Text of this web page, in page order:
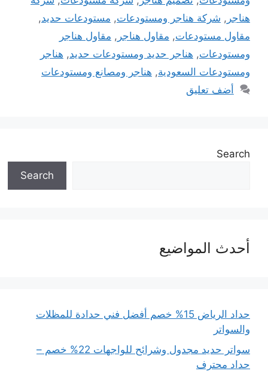
هناجر , شركة هناجر ومستودعات, مستودعات حديد,
مقاول مستودعات, مقاول هناجر , مقاول هناجر
ومستودعات, هناجر حديد ومستودعات حديد, هناجر
ومستودعات السعودية, هناجر ومصانع ومستودعات
أضف تعليق
Search
Search
أحدث المواضيع
حداد الرياض 15% خصم أفضل فني حدادة للمظلات
والسواتر
سواتر حديد مجدول وشرائح للواجهات 22% خصم –
حداد محترف